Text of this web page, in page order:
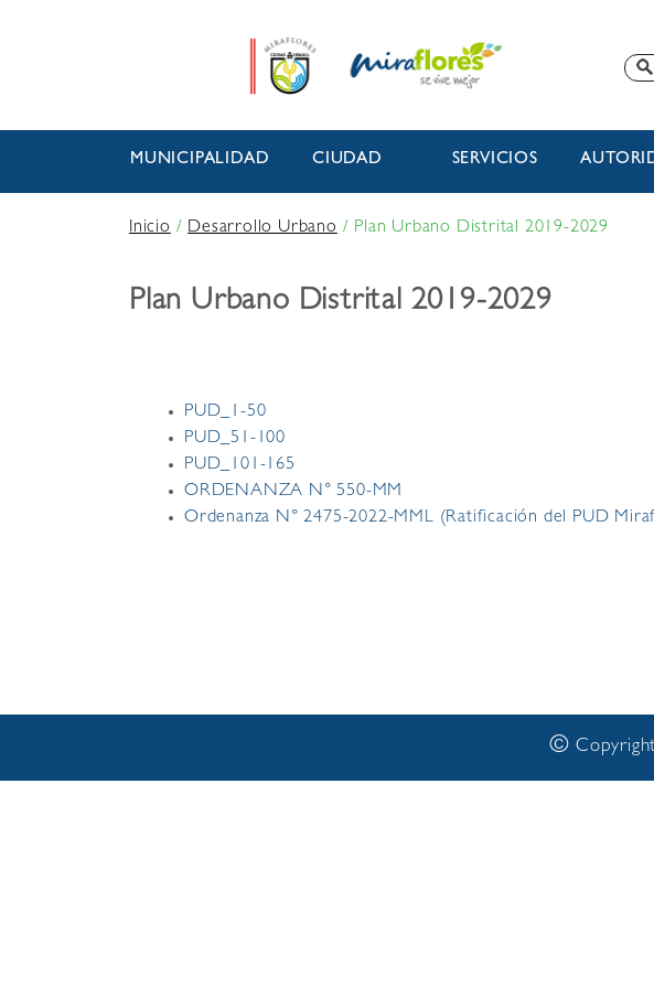
MUNICIPALIDAD CIUDAD SERVICIOS
Inicio/Desarrollo Urbano/ Plan Urbano Distrital 2019-2029
Plan Urbano Distrital 2019-2029
PUD_1-50
PUD_51-100
PUD_101-165
ORDENANZA N° 550-MM
Ordenanza N° 2475-2022-MML (Ratificación del PUD
©